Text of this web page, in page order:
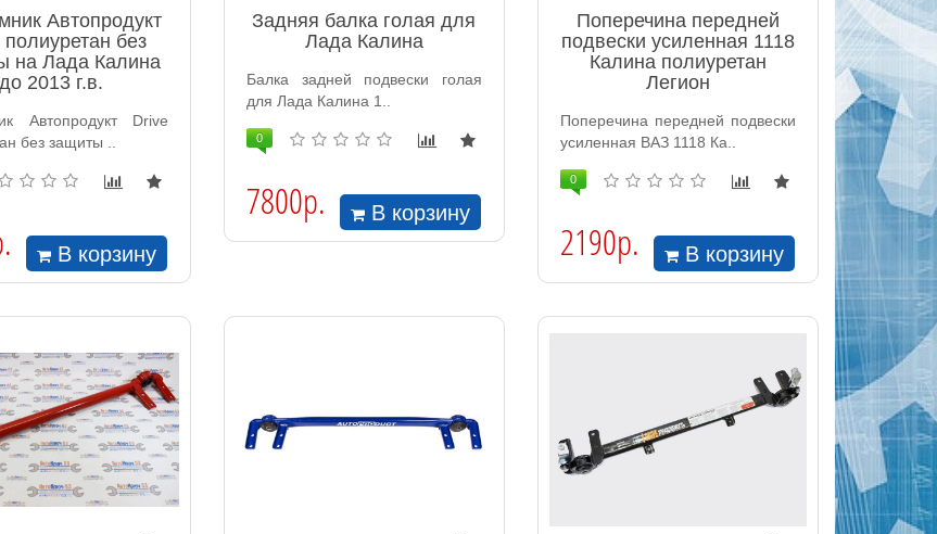
Автопродукт
полиуретан без
на Лада Калина
до 2013 г.в.
Автопродукт Drive
без защиты ..
В корзину
Задняя балка голая для
Лада Калина
Балка задней подвески голая
для Лада Калина 1..
0
7800р. В корзину
Поперечина передней
подвески усиленная 1118
Калина полиуретан
Легион
Поперечина передней подвески
усиленная ВАЗ 1118 Ка..
0
2190р. В корзину